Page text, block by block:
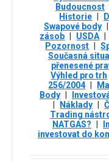
Budoucnost
Historie
Swapové body
zásob
USDA
Pozornost
Současná
přenesené
Výhled pro trh
256/2004
Body
Náklady
Trading
NATGAS?
investovat do